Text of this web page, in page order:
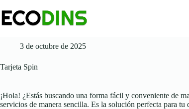
al
contenido
3 de octubre de 2025
Tarjeta Spin
¡Hola! ¿Estás buscando una forma fácil y conveniente de
servicios de manera sencilla. Es la solución perfecta para tu